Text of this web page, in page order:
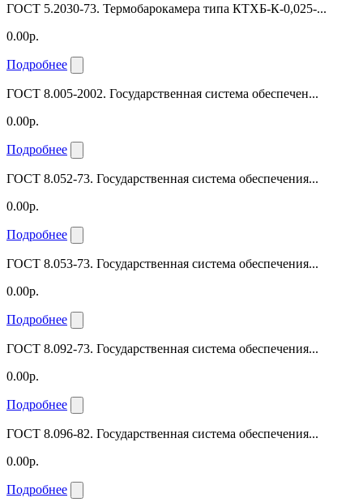
ГОСТ 5.2030-73. Термобарокамера типа КТХБ-К-0,025-...
0.00р.
Подробнее
ГОСТ 8.005-2002. Государственная система обеспечен...
0.00р.
Подробнее
ГОСТ 8.052-73. Государственная система обеспечения...
0.00р.
Подробнее
ГОСТ 8.053-73. Государственная система обеспечения...
0.00р.
Подробнее
ГОСТ 8.092-73. Государственная система обеспечения...
0.00р.
Подробнее
ГОСТ 8.096-82. Государственная система обеспечения...
0.00р.
Подробнее